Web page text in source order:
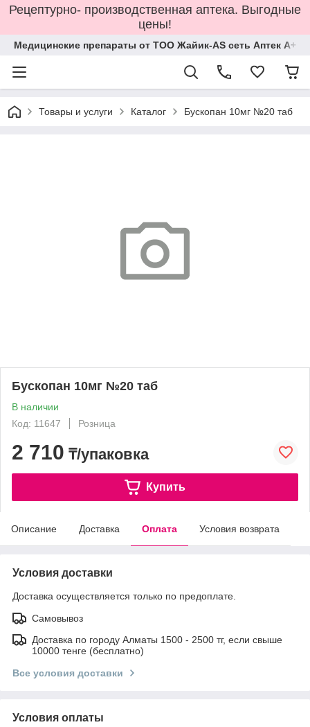
Рецептурно- производственная аптека. Выгодные
цены!
Медицинские препараты от ТОО Жайик-AS сеть Аптек А+
Товары и услуги Каталог Бускопан 10мг №20 таб
Бускопан 10мг №20 таб
В наличии
Код: 11647
Розница
2 710 ₸/упаковка
Купить
Описание Доставка Оплата Условия возврата
Условия доставки
Доставка осуществляется только по предоплате.
Самовывоз
Доставка по городу Алматы 1500 - 2500 тг, если свыше
10000 тенге (бесплатно)
Все условия доставки
Условия оплаты